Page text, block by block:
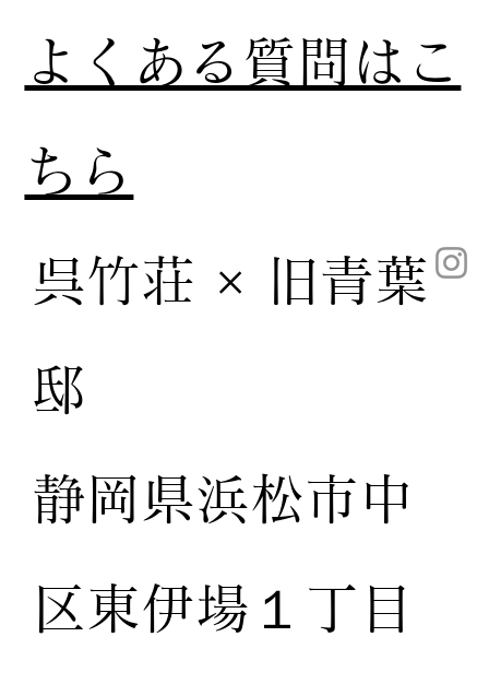
呉竹荘 × 旧青葉
邸
静岡県浜松市中
区東伊場１丁目
​よくある質問はこ
ちら